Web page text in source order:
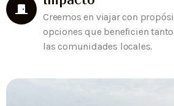
Creemos en viajar con
opciones que beneficien
las comunidades locales.